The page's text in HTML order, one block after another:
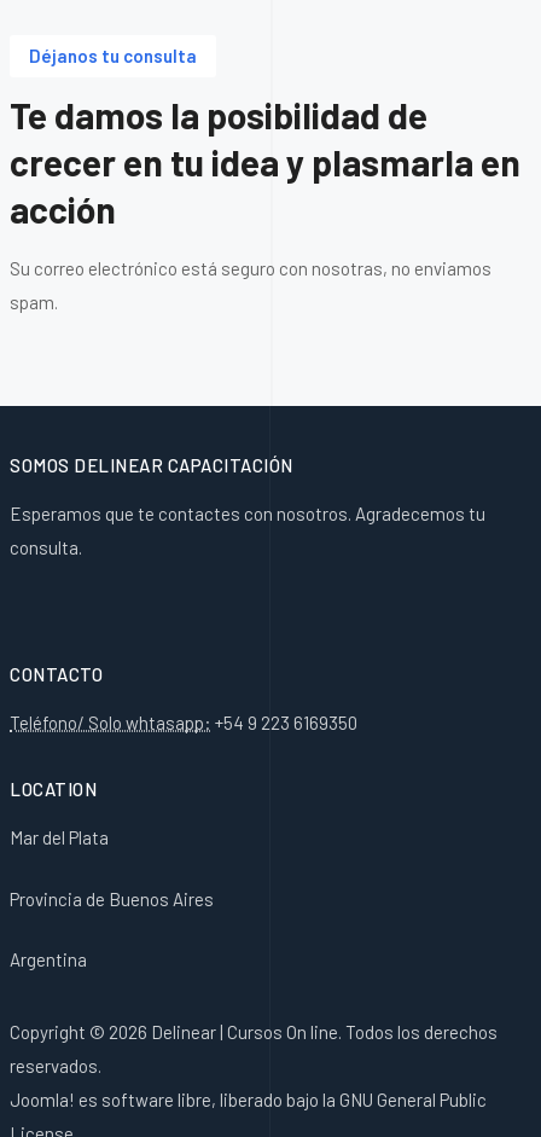
Déjanos tu consulta
Te damos la posibilidad de
crecer en tu idea y plasmarla en
acción
Su correo electrónico está seguro con nosotras, no enviamos
spam.
SOMOS DELINEAR CAPACITACIÓN
Esperamos que te contactes con nosotros. Agradecemos tu
consulta.
CONTACTO
Teléfono/ Solo whtasapp: +54 9 223 6169350
LOCATION
Mar del Plata
Provincia de Buenos Aires
Argentina
Copyright © 2026 Delinear | Cursos On line. Todos los derechos
reservados.
Joomla! es software libre, liberado bajo la GNU General Public